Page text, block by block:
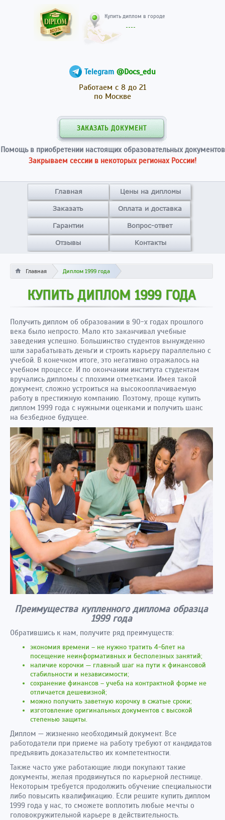
Telegram @Docs_edu
Работаем с 8 до 21
по Москве
ЗАКАЗАТЬ ДОКУМЕНТ
Помощь в приобретении настоящих образовательных документов
Закрываем сессии в некоторых регионах России!
Главная Цены на дипломы
Заказать Оплата и доставка
Гарантии Вопрос-ответ
Отзывы Контакты
Главная Диплом 1999 года
КУПИТЬ ДИПЛОМ 1999 ГОДА
Получить диплом об образовании в 90-х годах прошлого
века было непросто. Мало кто заканчивал учебные
заведения успешно. Большинство студентов вынужденно
шли зарабатывать деньги и строить карьеру параллельно с
учебой. В конечном итоге, это негативно отражалось на
учебном процессе. И по окончании института студентам
вручались дипломы с плохими отметками. Имея такой
документ, сложно устроиться на высокооплачиваемую
работу в престижную компанию. Поэтому, проще купить
диплом 1999 года с нужными оценками и получить шанс
на безбедное будущее.
Преимущества купленного диплома образца
1999 года
Обратившись к нам, получите ряд преимуществ:
экономия времени – не нужно тратить 4-6лет на
посещение неинформативных и бесполезных занятий;
наличие корочки — главный шаг на пути к финансовой
стабильности и независимости;
сохранение финансов – учеба на контрактной форме не
отличается дешевизной;
можно получить заветную корочку в сжатые сроки;
изготовление оригинальных документов с высокой
степенью защиты.
Диплом — жизненно необходимый документ. Все
работодатели при приеме на работу требуют от кандидатов
предъявить доказательство их компетентности.
Также часто уже работающие люди покупают такие
документы, желая продвинуться по карьерной лестнице.
Некоторым требуется продолжить обучение специальности
либо повысить квалификацию. Если решите купить диплом
1999 года у нас, то сможете воплотить любые мечты о
головокружительной карьере в действительность.